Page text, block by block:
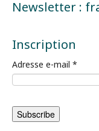
Newsletter :
Inscription
Adresse e-mail *